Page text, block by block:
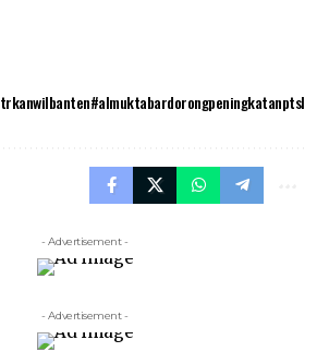
- Advertisement -
- Advertisement -